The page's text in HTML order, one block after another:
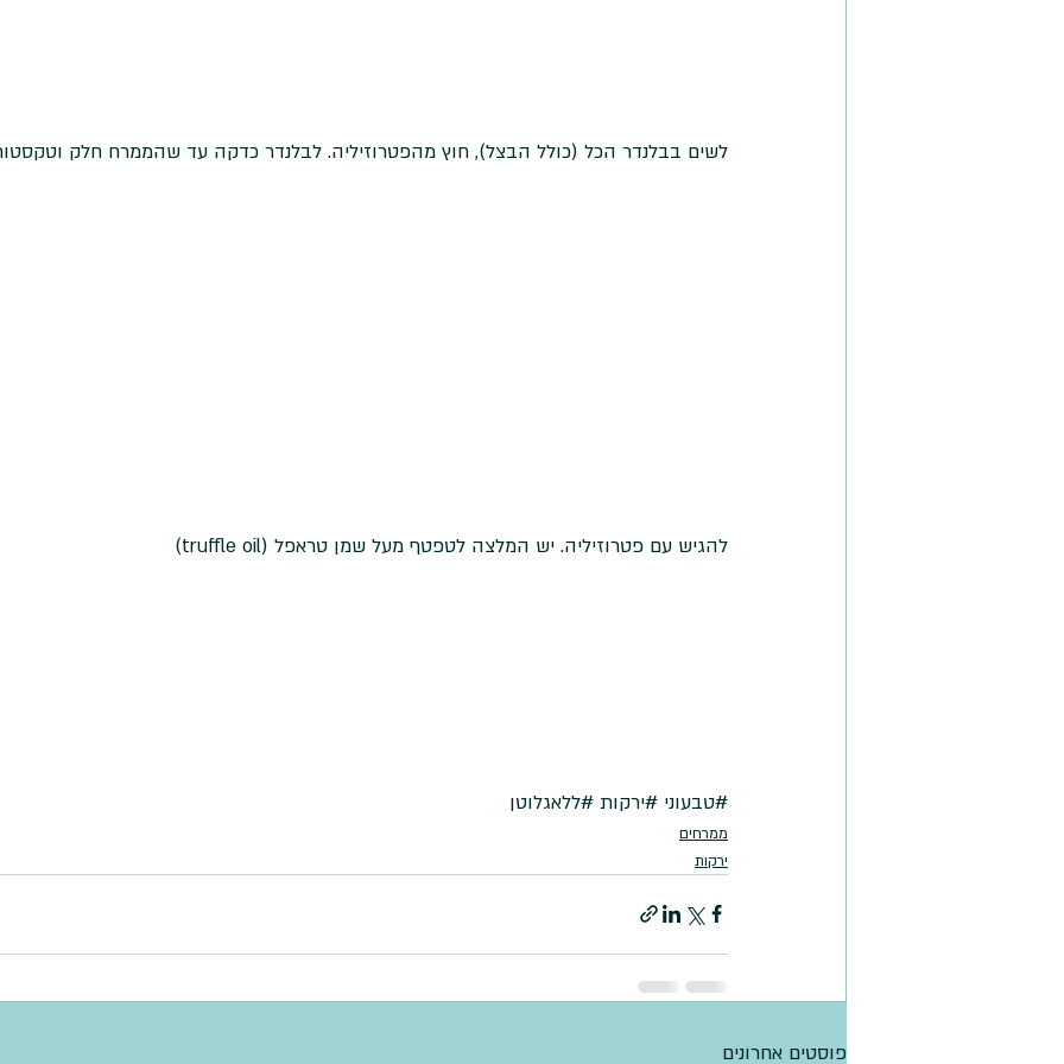
לשים בבלנדר הכל (כולל הבצל), חוץ מהפטרוזיליה. לבלנדר כדקה עד שהממרח חלק
להגיש עם פטרוזיליה. יש המלצה לטפטף מעל שמן טראפל (truffle oil)
#טבעוני #ירקות #ללאגלוטן
ממרחים
ירקות
פוסטים אחרונים